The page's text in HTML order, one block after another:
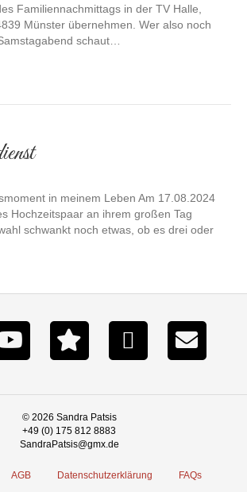
Familiennachmittags in der TV Halle,
Münster übernehmen. Wer also noch
schaut…
in meinem Leben Am 17.08.2024
Hochzeitspaar an ihrem großen Tag
schwankt noch etwas, ob es drei oder
© 2026 Sandra Patsis
+49 (0) 175 812 8883
SandraPatsis@gmx.de
AGB Datenschutzerklärung FAQs